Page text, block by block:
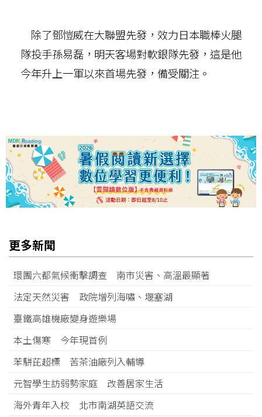
除了鄧愷威在大聯盟先發，效力日本職棒火腿
隊投手孫易磊，明天客場對軟銀隊先發，這是他
今年升上一軍以來首場先發，備受關注。
更多新聞
環團六都氣候衝擊調查 南市災害、高溫最顯著
法定天然災害 政院增列海嘯、堰塞湖
臺鐵高雄機廠變身遊樂場
本土傷寒 今年現首例
苯駢芘超標 苦茶油廠列入輔導
元智學生訪弱勢家庭 改善居家生活
海外青年入校 北市南湖英語交流